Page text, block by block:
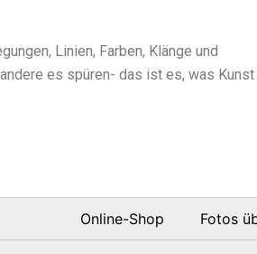
Linien, Farben, Klänge und
es spüren- das ist es, was Kunst
Online-Shop Fotos